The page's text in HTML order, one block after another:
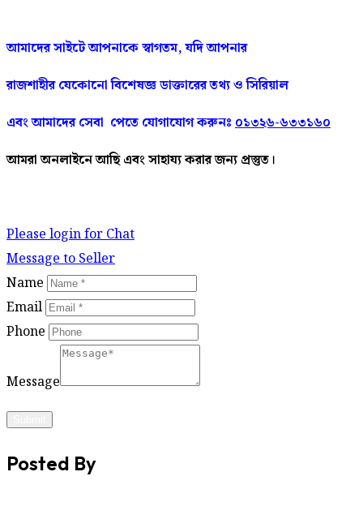
আমাদেরসাইটেআপনাকেস্বাগতম,যদিআপনার
রাজশাহীর যেকোনো বিশেষজ্ঞডাক্তারেরতথ্য ও সিরিয়াল
এবং আমাদের সেবা পেতে যোগাযোগ করুনঃ ০১৩২৬-৬৩৩১৬০
আমরা অনলাইনেআছি এবংসাহায্যকরারজন্য প্রস্তুত।
Please login for Chat
Message to Seller
Name
Email
Phone
Message
Posted By